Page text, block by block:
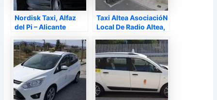
Nordisk Taxi, Alfaz
del Pi – Alicante
Taxi Altea AsociacióN
Local De Radio Altea,